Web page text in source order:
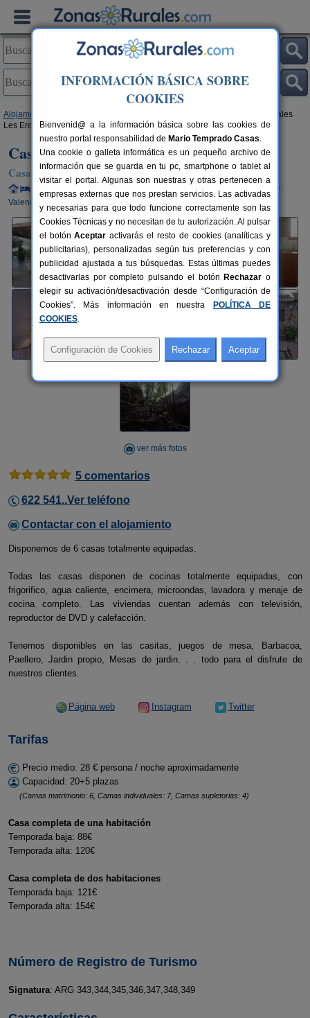
Alojamientos
> Casas Rurales
Les Eres de Gátova
Casas Rurales Les Eres de Gátova
Casa Rural en Gátova (Valencia)
Alquiler completo y por habitaciones 20+5 plazas
45 km de
Valencia
ver más fotos
5 comentarios
622 541..Ver teléfono
Contactar con el alojamiento
Disponemos de 6 casas totalmente equipadas.
Todas las casas disponen de cocinas totalmente equipadas, con
frigorifico, agua caliente, encimera, microondas, lavadora y menaje de
cocina completo. Las viviendas cuentan además con televisión,
reproductor de DVD y calefacción.
Tenemos disponibles en las casitas, juegos de mesa, Barbacoa,
Paellero, Jardin propio, Mesas de jardin. . . todo para el disfrute de
nuestros clientes.
Página web Instagram Twitter
Tarifas
Precio medio: 28 € persona / noche aproximadamente
Capacidad: 20+5 plazas
(Camas matrimonio: 6, Camas individuales: 7, Camas supletorias: 4)
Casa completa de una habitación
Temporada baja: 88€
Temporada alta: 120€
Casa completa de dos habitaciones
Temporada baja: 121€
Temporada alta: 154€
Número de Registro de Turismo
Signatura: ARG 343,344,345,346,347,348,349
INFORMACIÓN BÁSICA SOBRE
COOKIES
Bienvenid@ a la información básica sobre las cookies de
nuestro portal responsabilidad de Mario Temprado Casas.
Una cookie o galleta informática es un pequeño archivo de
información que se guarda en tu pc, smartphone o tablet al
visitar el portal. Algunas son nuestras y otras pertenecen a
empresas externas que nos prestan servicios. Las activadas
y necesarias para que todo funcione correctamente son las
Cookies Técnicas y no necesitan de tu autorización. Al pulsar
el botónAceptar activarás el resto de cookies (analíticas y
publicitarias), personalizadas según tus preferencias y con
publicidad ajustada a tus búsquedas. Estas últimas puedes
desactivarlas por completo pulsando el botón Rechazar o
elegir su activación/desactivación desde “Configuración de
Cookies”. Más información en nuestra
POLÍTICA DE
COOKIES.